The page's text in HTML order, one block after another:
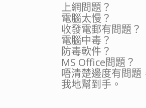
上網問題？
電腦太慢？
收發電郵有問題？
電腦中毒？
防毒軟件？
MS Office問題？
唔清楚邊度有問題
我地幫到手。